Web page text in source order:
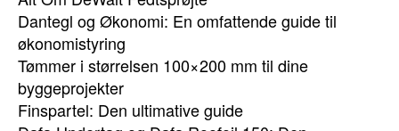
Dantegl og Økonomi: En omfattende guide til
økonomistyring
Tømmer i størrelsen 100×200 mm til dine
byggeprojekter
Finspartel: Den ultimative guide